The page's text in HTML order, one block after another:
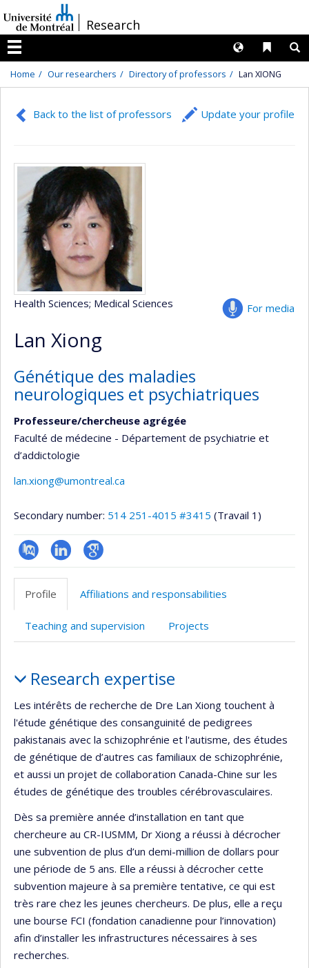
au
contenu
/Research
Menu
Liens
Langues
Home Our researchers Directory of professors Lan XIONG
Back to the list of professors Update your profile
For media
Health Sciences; Medical Sciences
Lan Xiong
Génétique des maladies
neurologiques et psychiatriques
Professeure/chercheuse agrégée
Faculté de médecine - Département de psychiatrie et
d’addictologie
lan.xiong@umontreal.ca
Secondary number: 514 251-4015 #3415 (Travail 1)
PubMedLinkedInGoogle
Scholar
Profile Affiliations and responsabilities
Teaching and supervision Projects
Research expertise
Les intérêts de recherche de Dre Lan Xiong touchent à
l'étude génétique des consanguinité de pedigrees
pakistanais avec la schizophrénie et l'autisme, des études
de génétique de d’autres cas familiaux de schizophrénie,
et aussi un projet de collaboration Canada-Chine sur les
études de génétique des troubles cérébrovasculaires.
Dès sa première année d’installation en tant que
chercheure au CR-IUSMM, Dr Xiong a réussi à décrocher
une subvention de plus d’un demi-million de dollars pour
une période de 5 ans. Elle a réussi à décrocher cette
subvention majeure à sa première tentative, ce qui est
très rare chez les jeunes chercheurs. De plus, elle a reçu
une bourse FCI (fondation canadienne pour l’innovation)
afin d’installer les infrastructures nécessaires à ses
recherches.